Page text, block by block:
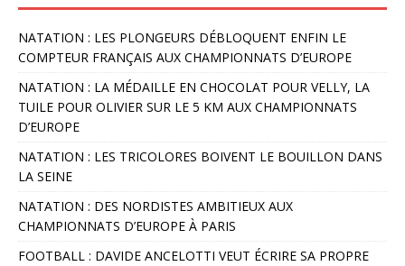
NATATION : LES PLONGEURS DÉBLOQUENT ENFIN LE
COMPTEUR FRANÇAIS AUX CHAMPIONNATS D’EUROPE
NATATION : LA MÉDAILLE EN CHOCOLAT POUR VELLY, LA
TUILE POUR OLIVIER SUR LE 5 KM AUX CHAMPIONNATS
D’EUROPE
NATATION : LES TRICOLORES BOIVENT LE BOUILLON DANS
LA SEINE
NATATION : DES NORDISTES AMBITIEUX AUX
CHAMPIONNATS D’EUROPE À PARIS
FOOTBALL : DAVIDE ANCELOTTI VEUT ÉCRIRE SA PROPRE